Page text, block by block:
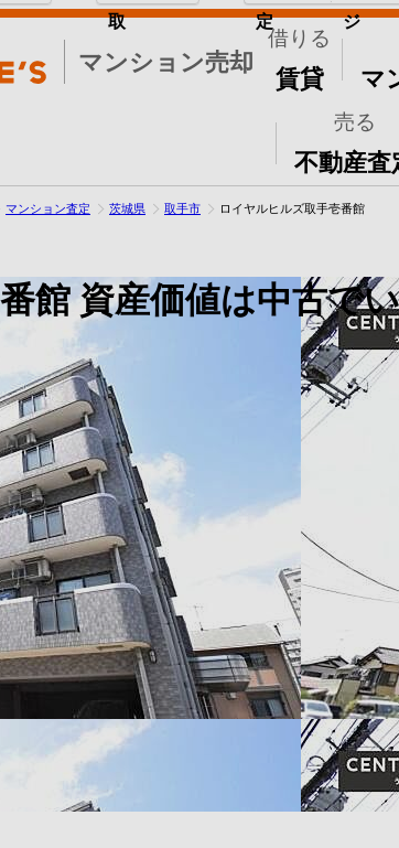
マンション売却
借りる
賃貸 マ
売る
不動産査
取 定 ジ
マンション査定 茨城県 取手市 ロイヤルヒルズ取手壱番館
館 資産価値は中古で